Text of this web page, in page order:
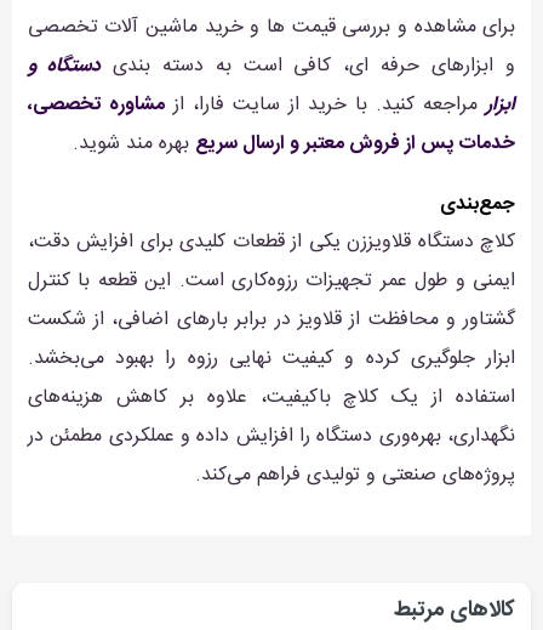
برای مشاهده و بررسی قیمت ها و خرید ماشین آلات تخصصی
و ابزارهای حرفه ای، کافی است به دسته بندیدستگاه و
ابزارمراجعه کنید. با خرید از سایت فارا، ازمشاوره تخصصی،
خدمات پس از فروش معتبر و ارسال سریع بهره مند شوید.
جمع‌بندی
کلاچ دستگاه قلاویززن یکی از قطعات کلیدی برای افزایش دقت،
ایمنی و طول عمر تجهیزات رزوه‌کاری است. این قطعه با کنترل
گشتاور و محافظت از قلاویز در برابر بارهای اضافی، از شکست
ابزار جلوگیری کرده و کیفیت نهایی رزوه را بهبود می‌بخشد.
استفاده از یک کلاچ باکیفیت، علاوه بر کاهش هزینه‌های
نگهداری، بهره‌وری دستگاه را افزایش داده و عملکردی مطمئن در
پروژه‌های صنعتی و تولیدی فراهم می‌کند.
کالاهای مرتبط